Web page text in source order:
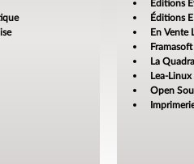
Éditions
Éditions
En Vente
Framasoft
La
Lea-Linux
Open